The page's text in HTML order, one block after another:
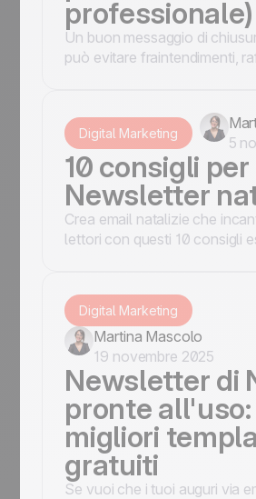
professionale)
Un buon messaggio di
può evitare fraintendimenti,
Digital Marketing
5
10 consigli
Newsletter
Crea email natalizie che
lettori con questi 10 consigli
Digital Marketing
Martina Mascolo
19 novembre 2025
Newsletter di
pronte all'uso:
migliori
gratuiti
Se vuoi che i tuoi auguri via